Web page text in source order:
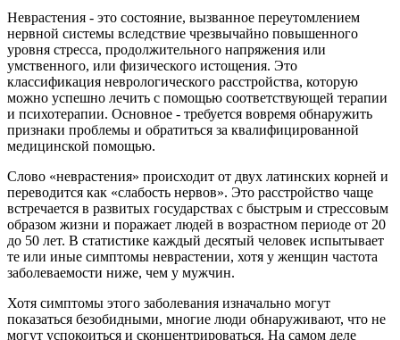
Неврастения - это состояние, вызванное переутомлением
нервной системы вследствие чрезвычайно повышенного
уровня стресса, продолжительного напряжения или
умственного, или физического истощения. Это
классификация неврологического расстройства, которую
можно успешно лечить с помощью соответствующей терапии
и психотерапии. Основное - требуется вовремя обнаружить
признаки проблемы и обратиться за квалифицированной
медицинской помощью.
Слово «неврастения» происходит от двух латинских корней и
переводится как «слабость нервов». Это расстройство чаще
встречается в развитых государствах с быстрым и стрессовым
образом жизни и поражает людей в возрастном периоде от 20
до 50 лет. В статистике каждый десятый человек испытывает
те или иные симптомы неврастении, хотя у женщин частота
заболеваемости ниже, чем у мужчин.
Хотя симптомы этого заболевания изначально могут
показаться безобидными, многие люди обнаруживают, что не
могут успокоиться и сконцентрироваться. На самом деле